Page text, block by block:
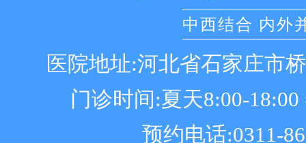
中西结合 内外
医院地址:河北省石家庄市
门诊时间:夏天8:00-18:00
预约电话:0311-